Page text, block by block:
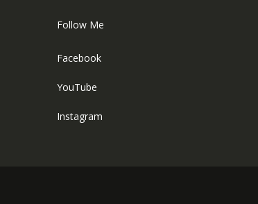
Follow Me
Facebook
YouTube
Instagram